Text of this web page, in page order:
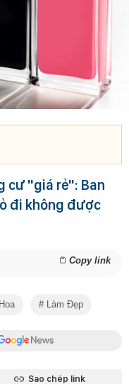
cư "giá rẻ": Ban
đi không được
Copy link
Làm Đẹp
Sao chép link